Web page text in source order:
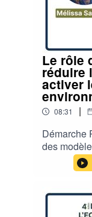
Le rôle
réduire
activer
08:31 |
Démarche
des
Bonnifet,
Directrice
l’ESRA
montage.